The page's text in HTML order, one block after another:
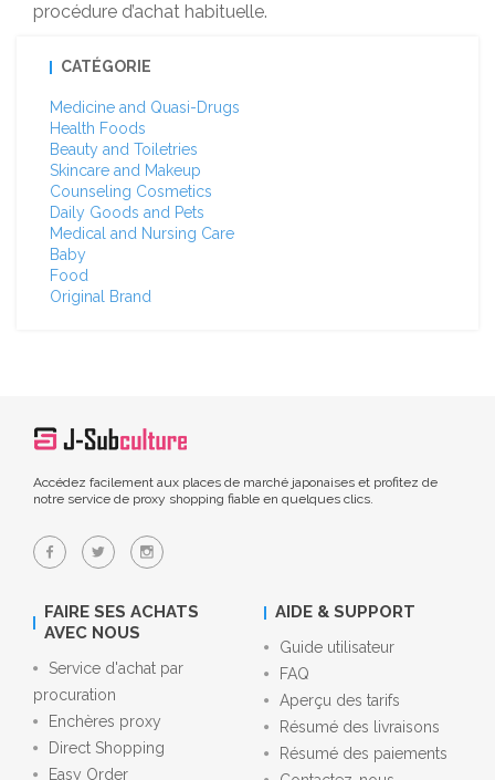
procédure d’achat habituelle.
CATÉGORIE
Medicine and Quasi-Drugs
Health Foods
Beauty and Toiletries
Skincare and Makeup
Counseling Cosmetics
Daily Goods and Pets
Medical and Nursing Care
Baby
Food
Original Brand
Accédez facilement aux places de marché japonaises et profitez de
notre service de proxy shopping fiable en quelques clics.
FAIRE SES ACHATS
AVEC NOUS
Service d'achat par
procuration
Enchères proxy
Direct Shopping
Easy Order
AIDE & SUPPORT
Guide utilisateur
FAQ
Aperçu des tarifs
Résumé des livraisons
Résumé des paiements